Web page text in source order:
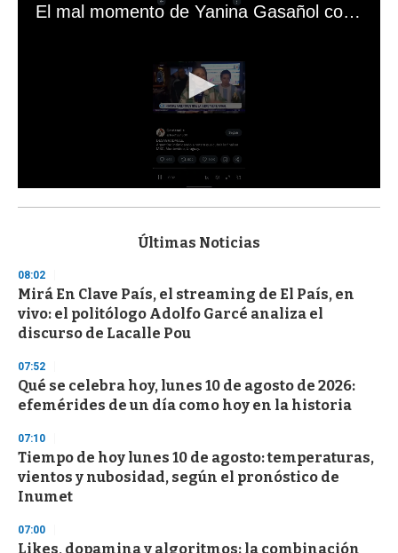
El mal momento de Yanina Gasañol con un hincha argentino en "Subrayado"
s
d
s
o
f
3
s
e
c
o
d
s
Últimas Noticias
08:02
Mirá En Clave País, el streaming de El País, en
vivo: el politólogo Adolfo Garcé analiza el
discurso de Lacalle Pou
07:52
Qué se celebra hoy, lunes 10 de agosto de 2026:
efemérides de un día como hoy en la historia
07:10
Tiempo de hoy lunes 10 de agosto: temperaturas,
vientos y nubosidad, según el pronóstico de
Inumet
07:00
Likes, dopamina y algoritmos: la combinación